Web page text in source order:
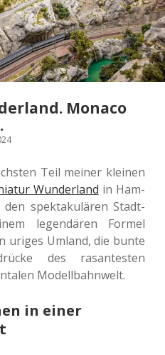
Monaco
Teil meiner klei­nen
Wun­der­land in Ham­
spek­ta­ku­lä­ren Stadt­
legen­dä­ren Formel
uriges Umland, die bunte
des rasan­tes­ten
Modellbahnwelt.
in einer